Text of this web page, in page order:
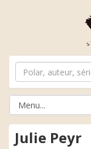
Julie Peyr